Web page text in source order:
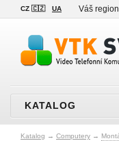
CZ 🇨🇿 UA Váš
KATALOG
Katalog → Computery →